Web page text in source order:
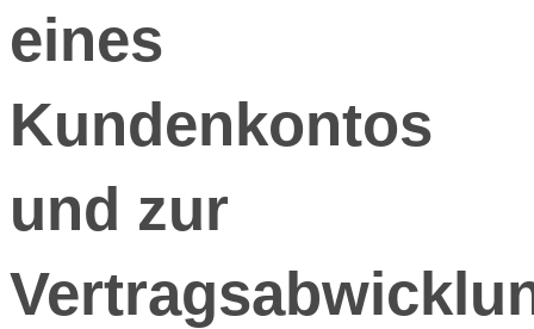
eines
Kundenkontos
und zur